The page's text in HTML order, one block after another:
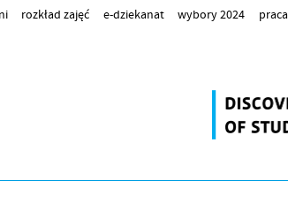
rozkład zajęć e-dziekanat wybory 2024 praca